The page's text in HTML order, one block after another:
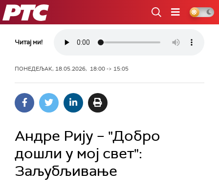
РТС
Читај ми!
ПОНЕДЕЉАК, 18.05.2026, 18:00 -> 15:05
Андре Рију – "Добро
дошли у мој свет":
Заљубљивање